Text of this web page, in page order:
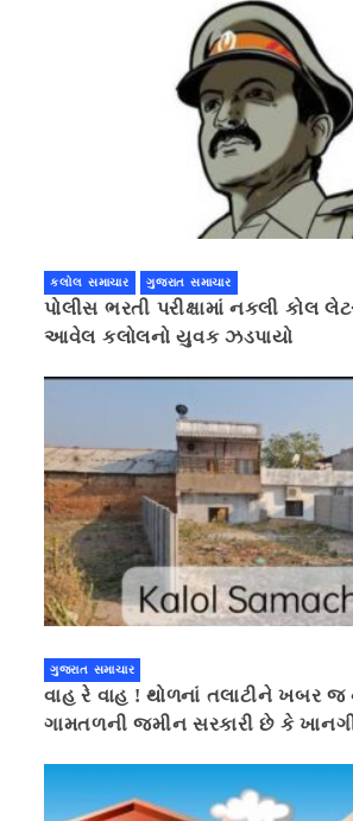
કલોલ સમાચાર ગુજરાત સમાચાર
પોલીસ ભરતી પરીક્ષામાં નકલી કોલ
આવેલ કલોલનો યુવક ઝડપાયો
ગુજરાત સમાચાર
વાહ રે વાહ ! થોળનાં તલાટીને ખબર જ
ગામતળની જમીન સરકારી છે કે